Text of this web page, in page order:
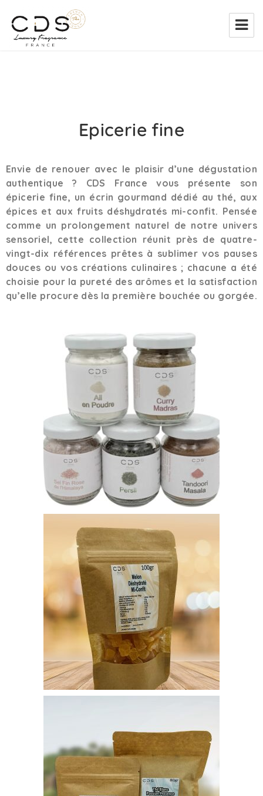
Epicerie fine
Envie de renouer avec le plaisir d’une dégustation
authentique ? CDS France vous présente son
épicerie fine, un écrin gourmand dédié au thé, aux
épices et aux fruits déshydratés mi-confit. Pensée
comme un prolongement naturel de notre univers
sensoriel, cette collection réunit près de quatre-
vingt-dix références prêtes à sublimer vos pauses
douces ou vos créations culinaires ; chacune a été
choisie pour la pureté des arômes et la satisfaction
qu’elle procure dès la première bouchée ou gorgée.